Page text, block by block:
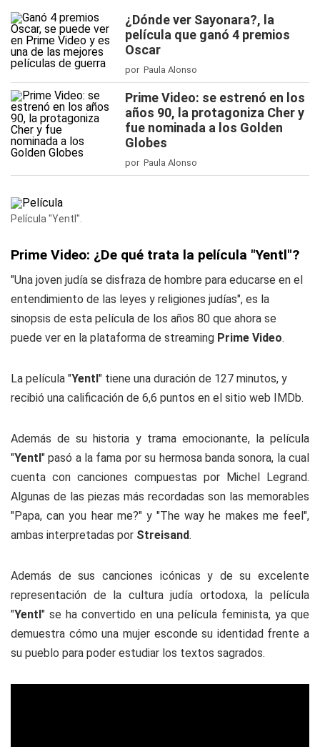
¿Dónde ver Sayonara?, la
película que ganó 4 premios
Oscar
por Paula Alonso
Prime Video: se estrenó en los
años 90, la protagoniza Cher y
fue nominada a los Golden
Globes
por Paula Alonso
Película "Yentl".
Prime Video: ¿De qué trata la película "Yentl"?
"Una joven judía se disfraza de hombre para educarse en el
entendimiento de las leyes y religiones judías", es la
sinopsis de esta película de los años 80 que ahora se
puede ver en la plataforma de streaming Prime Video.
La película "Yentl" tiene una duración de 127 minutos, y
recibió una calificación de 6,6 puntos en el sitio web IMDb.
Además de su historia y trama emocionante, la película
"Yentl" pasó a la fama por su hermosa banda sonora, la cual
cuenta con canciones compuestas por Michel Legrand.
Algunas de las piezas más recordadas son las memorables
"Papa, can you hear me?"y"The way he makes me feel",
ambas interpretadas por Streisand.
Además de sus canciones icónicas y de su excelente
representación de la cultura judía ortodoxa, la película
"Yentl" se ha convertido en una película feminista, ya que
demuestra cómo una mujer esconde su identidad frente a
su pueblo para poder estudiar los textos sagrados.